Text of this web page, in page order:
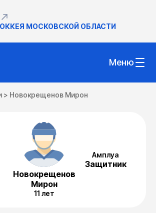
МОСКОВСКОЙ ОБЛАСТИ
Меню
> Новокрещенов Мирон
Новокрещенов
Мирон
11 лет
Амплуа
Защитник